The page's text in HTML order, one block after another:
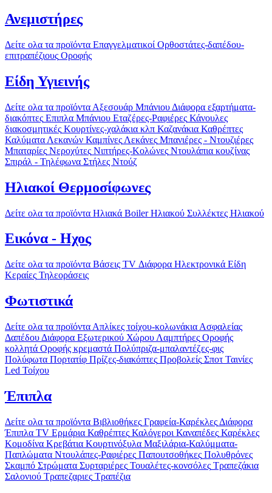
Ανεμιστήρες
Δείτε ολα τα προϊόντα Επαγγελματικοί Ορθοστάτες-δαπέδου-
επιτραπέζιους Οροφής
Είδη Υγιεινής
Δείτε ολα τα προϊόντα Αξεσουάρ Μπάνιου Διάφορα εξαρτήματα-
διακόπτες Επιπλα Μπάνιου Εταζέρες-Ραφιέρες Κάνουλες
διακοσμητικές Κουρτίνες-χαλάκια κλπ Καζανάκια Καθρέπτες
Καλύματα Λεκανών Καμπίνες Λεκάνες Μπανιέρες - Ντουζιέρες
Μπαταρίες Νεροχύτες Νιπτήρες-Κολώνες Ντουλάπια κουζίνας
Σπιράλ - Τηλέφωνα Στήλες Ντούζ
Ηλιακοί Θερμοσίφωνες
Δείτε ολα τα προϊόντα Ηλιακά Boiler Ηλιακού Συλλέκτες Ηλιακού
Εικόνα - Ηχος
Δείτε ολα τα προϊόντα Βάσεις TV Διάφορα Ηλεκτρονικά Είδη
Κεραίες Τηλεοράσεις
Φωτιστικά
Δείτε ολα τα προϊόντα Απλίκες τοίχου-κολωνάκια Ασφαλείας
Δαπέδου Διάφορα Εξωτερικού Χώρου Λαμπτήρες Οροφής
κολλητά Οροφής κρεμαστά Πολύπριζα-μπαλαντέζες-φις
Πολύφωτα Πορτατίφ Πρίζες-διακόπτες Προβολείς Σποτ Ταινίες
Led Τοίχου
Έπιπλα
Δείτε ολα τα προϊόντα Βιβλιοθήκες Γραφεία-Καρέκλες Διάφορα
Έπιπλα TV Ερμάρια Καθρέπτες Καλόγεροι Καναπέδες Καρέκλες
Κομοδίνα Κρεβάτια Κουρτινόξυλα Μαξιλάρια-Καλύμματα-
Παπλώματα Ντουλάπες-Ραφιέρες Παπουτσοθήκες Πολυθρόνες
Σκαμπό Στρώματα Συρταριέρες Τουαλέτες-κονσόλες Τραπεζάκια
Σαλονιού Τραπεζαριες Τραπέζια